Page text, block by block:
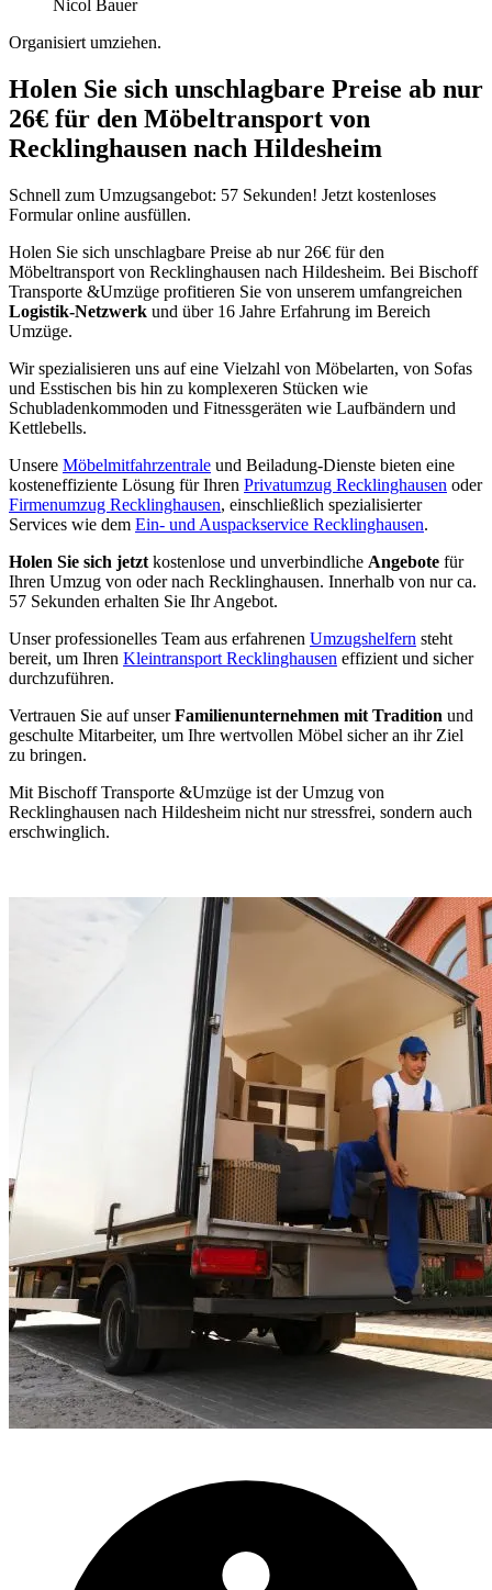
Nicol Bauer
Organisiert umziehen.
Holen Sie sich unschlagbare Preise ab nur
26€ für den Möbeltransport von
Recklinghausen nach Hildesheim
Schnell zum Umzugsangebot: 57 Sekunden! Jetzt kostenloses
Formular online ausfüllen.
Holen Sie sich unschlagbare Preise ab nur 26€ für den
Möbeltransport von Recklinghausen nach Hildesheim. Bei Bischoff
Transporte &Umzüge profitieren Sie von unserem umfangreichen
Logistik-Netzwerk und über 16 Jahre Erfahrung im Bereich
Umzüge.
Wir spezialisieren uns auf eine Vielzahl von Möbelarten, von Sofas
und Esstischen bis hin zu komplexeren Stücken wie
Schubladenkommoden und Fitnessgeräten wie Laufbändern und
Kettlebells.
Unsere Möbelmitfahrzentrale und Beiladung-Dienste bieten eine
kosteneffiziente Lösung für Ihren Privatumzug Recklinghausen oder
Firmenumzug Recklinghausen, einschließlich spezialisierter
Services wie dem Ein- und Auspackservice Recklinghausen.
Holen Sie sich jetzt kostenlose und unverbindliche Angebote für
Ihren Umzug von oder nach Recklinghausen. Innerhalb von nur ca.
57 Sekunden erhalten Sie Ihr Angebot.
Unser professionelles Team aus erfahrenen Umzugshelfern steht
bereit, um Ihren Kleintransport Recklinghausen effizient und sicher
durchzuführen.
Vertrauen Sie auf unserFamilienunternehmen mit Tradition und
geschulte Mitarbeiter, um Ihre wertvollen Möbel sicher an ihr Ziel
zu bringen.
Mit Bischoff Transporte &Umzüge ist der Umzug von
Recklinghausen nach Hildesheim nicht nur stressfrei, sondern auch
erschwinglich.